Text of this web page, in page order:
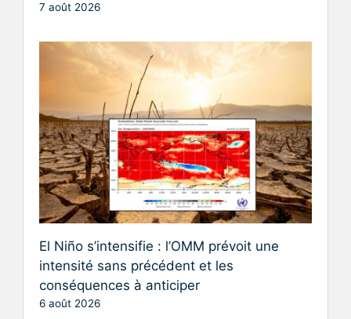
7 août 2026
El Niño s’intensifie : l’OMM prévoit une
intensité sans précédent et les
conséquences à anticiper
6 août 2026